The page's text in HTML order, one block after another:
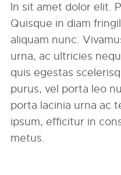
In sit amet dolor elit.
Quisque in diam
aliquam nunc.
urna, ac ultricies
quis egestas
purus, vel porta leo
porta lacinia urna ac
ipsum, efficitur in
metus.